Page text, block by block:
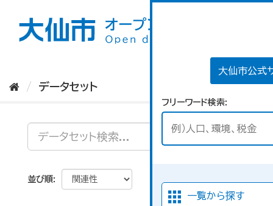
大仙市公式
フリーワード検索
一覧から探す
データセット
並び順